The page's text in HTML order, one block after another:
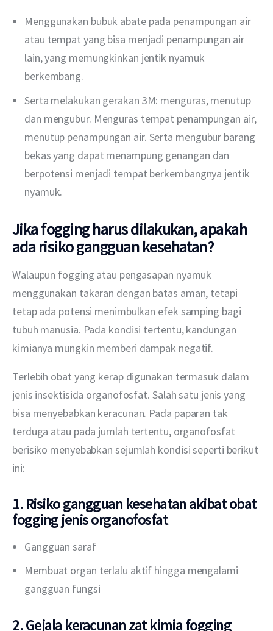
Menggunakan bubuk abate pada penampungan air
atau tempat yang bisa menjadi penampungan air
lain, yang memungkinkan jentik nyamuk
berkembang.
Serta melakukan gerakan 3M: menguras, menutup
dan mengubur. Menguras tempat penampungan air,
menutup penampungan air. Serta mengubur barang
bekas yang dapat menampung genangan dan
berpotensi menjadi tempat berkembangnya jentik
nyamuk.
Jika fogging harus dilakukan, apakah
ada risiko gangguan kesehatan?
Walaupun fogging atau pengasapan nyamuk
menggunakan takaran dengan batas aman, tetapi
tetap ada potensi menimbulkan efek samping bagi
tubuh manusia. Pada kondisi tertentu, kandungan
kimianya mungkin memberi dampak negatif.
Terlebih obat yang kerap digunakan termasuk dalam
jenis insektisida organofosfat. Salah satu jenis yang
bisa menyebabkan keracunan. Pada paparan tak
terduga atau pada jumlah tertentu, organofosfat
berisiko menyebabkan sejumlah kondisi seperti berikut
ini:
1. Risiko gangguan kesehatan akibat obat
fogging jenis organofosfat
Gangguan saraf
Membuat organ terlalu aktif hingga mengalami
gangguan fungsi
2. Gejala keracunan zat kimia fogging